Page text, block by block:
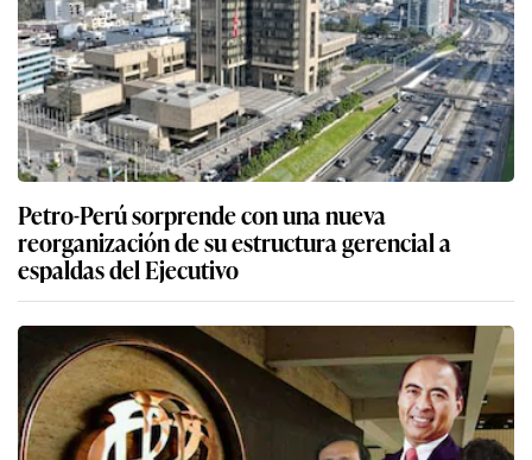
Petro-Perú sorprende con una nueva
reorganización de su estructura gerencial a
espaldas del Ejecutivo